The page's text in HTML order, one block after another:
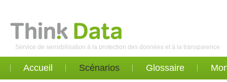
Service de sensibilisation à la protection des données et à la transparence
Accueil Scénarios Glossaire